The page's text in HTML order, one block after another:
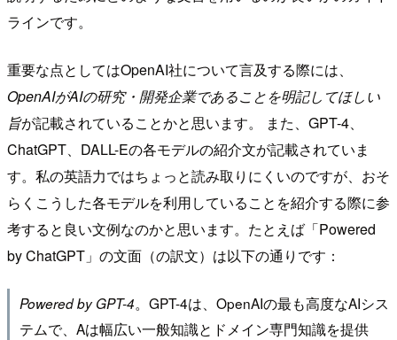
ラインです。
重要な点としてはOpenAI社について言及する際には、
OpenAIがAIの研究・開発企業であることを明記してほしい
旨が記載されていることかと思います。 また、GPT-4、
ChatGPT、DALL-Eの各モデルの紹介文が記載されていま
す。私の英語力ではちょっと読み取りにくいのですが、おそ
らくこうした各モデルを利用していることを紹介する際に参
考すると良い文例なのかと思います。たとえば「Powered
by ChatGPT」の文面（の訳文）は以下の通りです：
Powered by GPT-4。GPT-4は、OpenAIの最も高度なAIシス
テムで、Aは幅広い一般知識とドメイン専門知識を提供